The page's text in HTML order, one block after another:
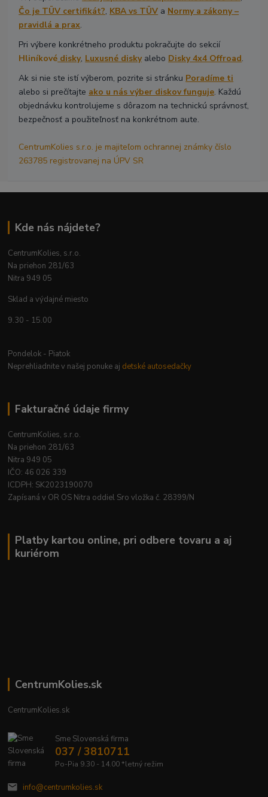
Čo je TÜV certifikát?, KBA vs TÜV a Normy a zákony –
pravidlá a prax.
Pri výbere konkrétneho produktu pokračujte do sekcií
Hliníkové disky, Luxusné diskyalebo Disky 4x4 Offroad.
Ak si nie ste istí výberom, pozrite si stránku Poradíme ti
alebo si prečítajte ako u nás výber diskov funguje. Každú
objednávku kontrolujeme s dôrazom na technickú správnosť,
bezpečnosť a použiteľnosť na konkrétnom aute.
CentrumKolies s.r.o. je majiteľom ochrannej známky číslo
263785 registrovanej na ÚPV SR
Kde nás nájdete?
CentrumKolies, s.r.o.
Na priehon 281/63
Nitra 949 05
Sklad a výdajné miesto
9.30 - 15.00
Pondelok - Piatok
Neprehliadnite v našej ponuke aj detské autosedačky
Fakturačné údaje firmy
CentrumKolies, s.r.o.
Na priehon 281/63
Nitra 949 05
IČO: 46 026 339
ICDPH: SK2023190070
Zapísaná v OR OS Nitra oddiel Sro vložka č. 28399/N
Platby kartou online, pri odbere tovaru a aj
kuriérom
CentrumKolies.sk
CentrumKolies.sk
Sme Slovenská firma
037 / 3810711
Po-Pia 9.30 - 14.00 *letný režim
info@centrumkolies.sk